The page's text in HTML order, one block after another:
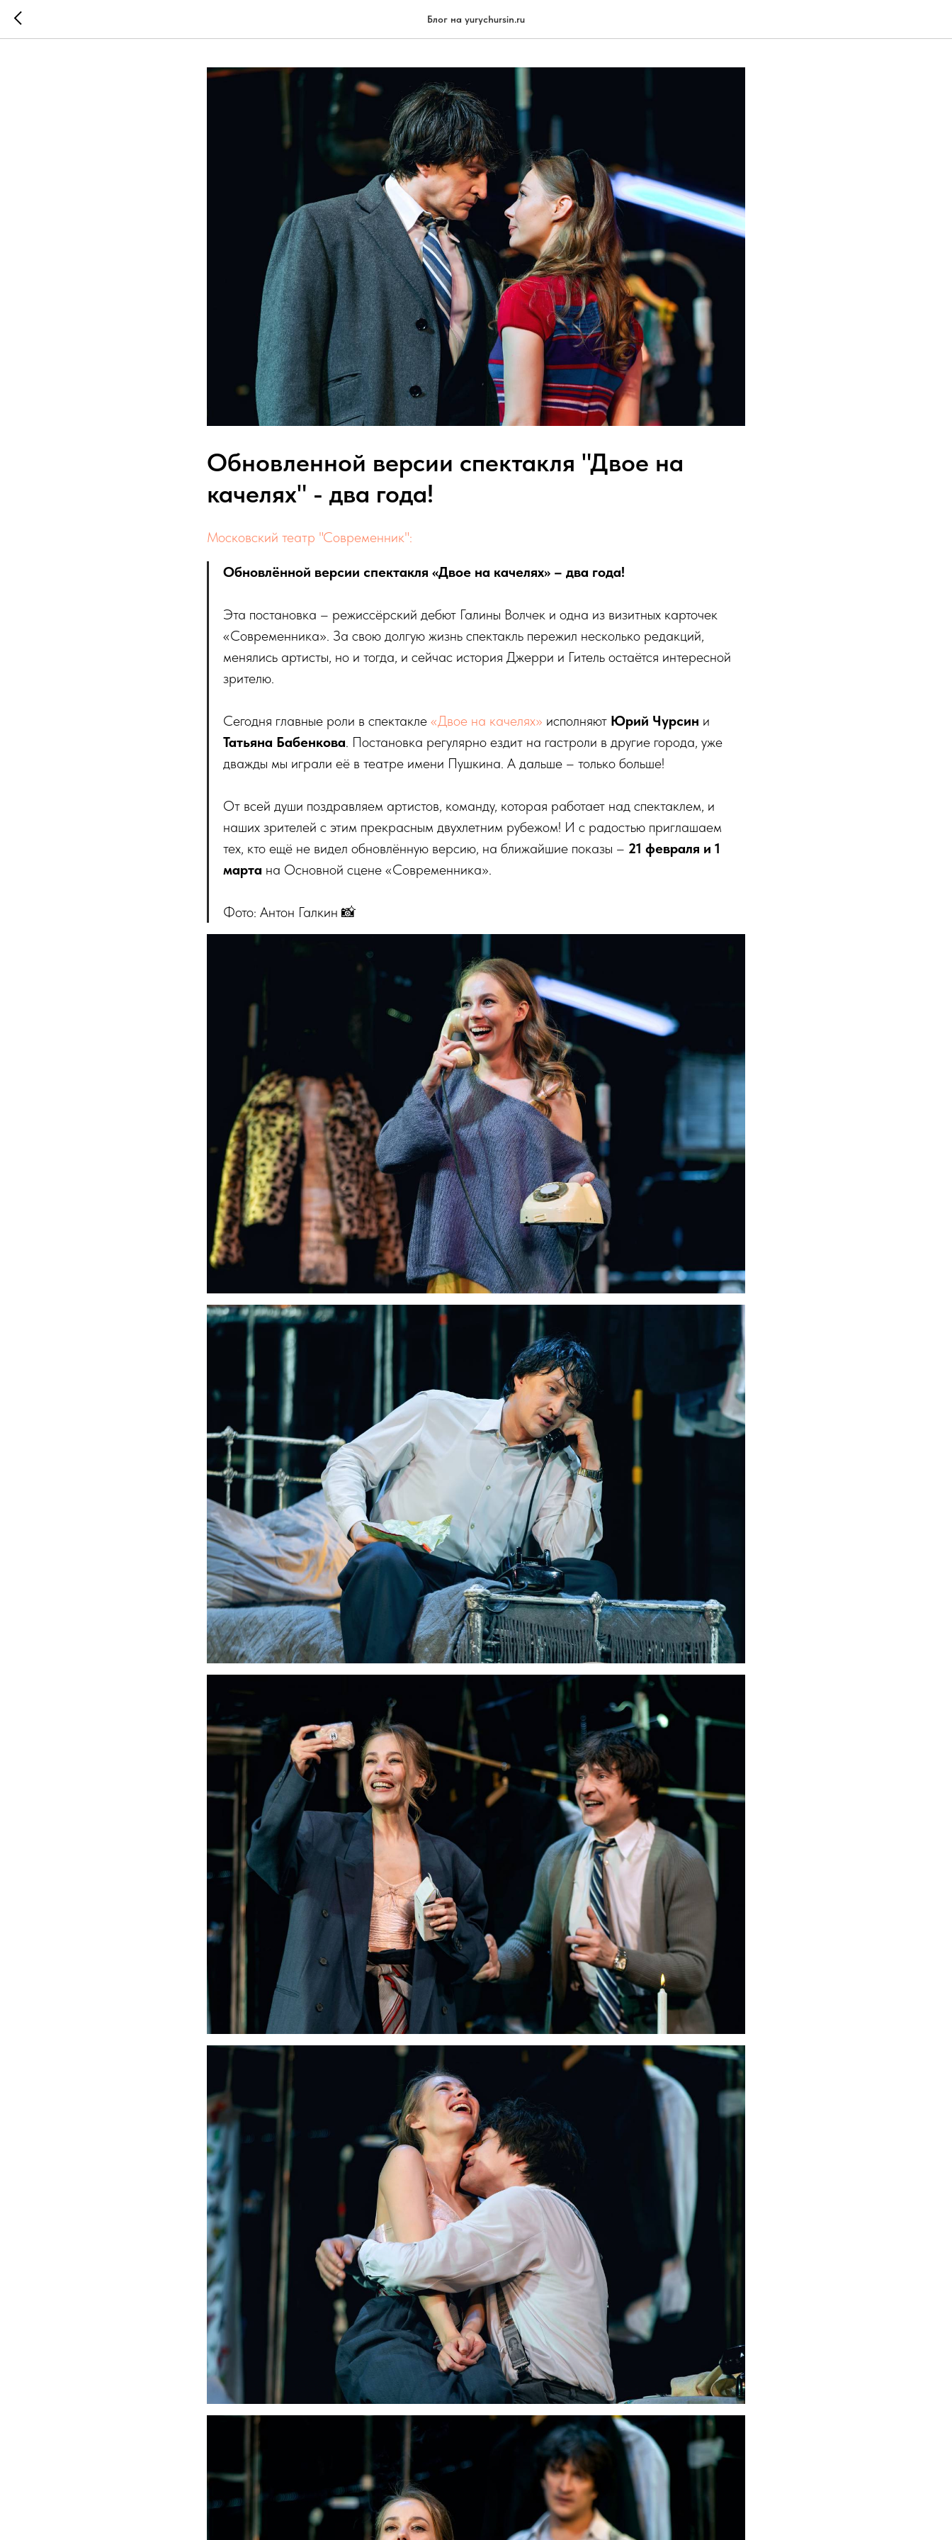
Блог на yurychursin.ru
Обновленной версии спектакля "Двое на
качелях" - два года!
Московский театр "Современник":
Обновлённой версии спектакля «Двое на качелях» – два года!
Эта постановка – режиссёрский дебют Галины Волчек и одна из визитных карточек
«Современника». За свою долгую жизнь спектакль пережил несколько редакций,
менялись артисты, но и тогда, и сейчас история Джерри и Гитель остаётся интересной
зрителю.
Сегодня главные роли в спектакле «Двое на качелях» исполняют Юрий Чурсин и
Татьяна Бабенкова. Постановка регулярно ездит на гастроли в другие города, уже
дважды мы играли её в театре имени Пушкина. А дальше – только больше!
От всей души поздравляем артистов, команду, которая работает над спектаклем, и
наших зрителей с этим прекрасным двухлетним рубежом! И с радостью приглашаем
тех, кто ещё не видел обновлённую версию, на ближайшие показы – 21 февраля и 1
марта на Основной сцене «Современника».
Фото: Антон Галкин 📸